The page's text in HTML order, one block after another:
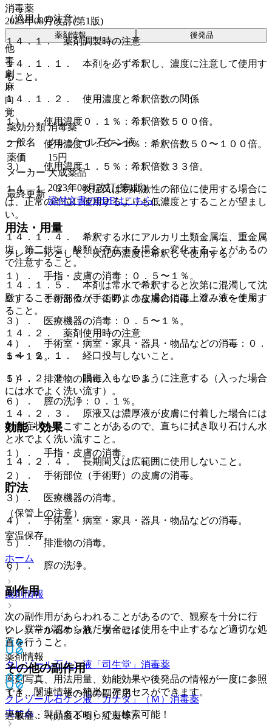
（適用上の注意）
１４．１． 薬剤調製時の注意
１４．１．１． 本剤を必ず希釈し、濃度に注意して使用す
ること。
１４．１．２． 使用濃度と希釈倍数の関係
１）． 使用濃度０．１％：希釈倍数５００倍。
２）． 使用濃度０．５〜１％：希釈倍数５０〜１００倍。
３）． 使用濃度１．５％：希釈倍数３３倍。
１４．１．３． 炎症又は易刺激性の部位に使用する場合に
は、正常の部位に使用するよりも低濃度とすることが望まし
い。
１４．１．４． 希釈する水にアルカリ土類金属塩、重金属
塩、第二鉄塩、酸類が存在する場合、変化することがあるの
で注意すること。
１４．１．５． 本剤は常水で希釈すると次第に混濁して沈
殿することがあるが、このような場合には上澄み液を使用す
ること。
１４．２． 薬剤使用時の注意
１４．２．１． 経口投与しないこと。
１４．２．２． 眼に入らないように注意する（入った場合
には水でよく洗い流す）。
１４．２．３． 原液又は濃厚液が皮膚に付着した場合には
刺激症状を起こすことがあるので、直ちに拭き取り石けん水
と水でよく洗い流すこと。
１４．２．４． 長期間又は広範囲に使用しないこと。
貯法
（保管上の注意）
室温保存。
ホーム
薬剤情報
クレゾール石ケン液「タイセイ」
クレゾール石ケン液「司生堂」 消毒薬
クレゾール石ケン液「カナダ」（Ｍ）消毒薬
ホーム
消毒薬
2023年08月改訂(第1版)
薬剤情報 後発品
他
毒
劇
麻
向
覚
薬効分類 消毒薬
一般名
クレゾール石ケン液
薬価
15円
メーカー 大成薬品
最終更新
2023年08月改訂(第1版)
添付文書のPDFはこちら
用法・用量
クレゾールとして、次記の濃度に希釈して使用する。
１）． 手指・皮膚の消毒：０．５〜１％。
２）． 手術部位（手術野）の皮膚の消毒：０．５〜１％。
３）． 医療機器の消毒：０．５〜１％。
４）． 手術室・病室・家具・器具・物品などの消毒：０．
５〜１％。
５）． 排泄物の消毒：１．５％。
６）． 膣の洗浄：０．１％。
効能・効果
１）． 手指・皮膚の消毒。
２）． 手術部位（手術野）の皮膚の消毒。
３）． 医療機器の消毒。
４）． 手術室・病室・家具・器具・物品などの消毒。
５）． 排泄物の消毒。
６）． 膣の洗浄。
副作用
次の副作用があらわれることがあるので、観察を十分に行
い、異常が認められた場合には使用を中止するなど適切な処
置を行うこと。
その他の副作用
１１．２． その他の副作用
過敏症：（頻度不明）紅斑等。
薬剤情報
薬剤写真、用法用量、効能効果や後発品の情報が一度に参照
でき、関連情報へ簡単にアクセスができます。
一般名、製品名どちらでも検索可能！